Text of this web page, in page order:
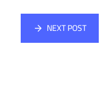
NEXT POST